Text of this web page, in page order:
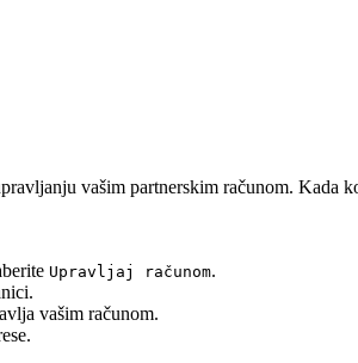
vašim partnerskim računom.
Upravljaj računom.
vašim računom.